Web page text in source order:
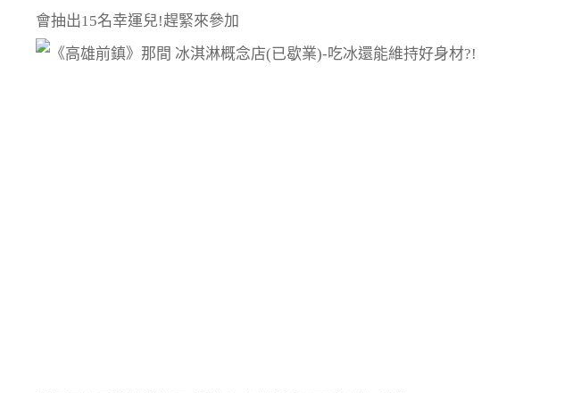
會抽出15名幸運兒!趕緊來參加